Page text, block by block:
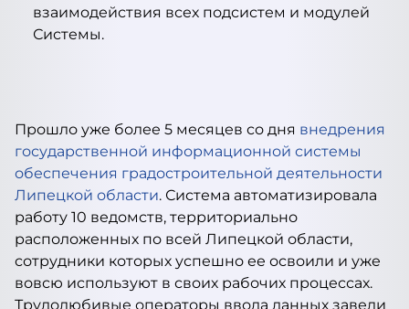
взаимодействия всех подсистем и модулей
Системы.
Прошло уже более 5 месяцев со дня внедрения
государственной информационной системы
обеспечения градостроительной деятельности
Липецкой области. Система автоматизировала
работу 10 ведомств, территориально
расположенных по всей Липецкой области,
сотрудники которых успешно ее освоили и уже
вовсю используют в своих рабочих процессах.
Трудолюбивые операторы ввода данных завели